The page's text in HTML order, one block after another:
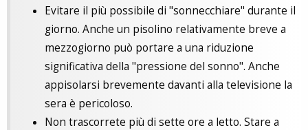
Evitare il più possibile di "sonnecchiare" durante il
giorno. Anche un pisolino relativamente breve a
mezzogiorno può portare a una riduzione
significativa della "pressione del sonno". Anche
appisolarsi brevemente davanti alla televisione la
sera è pericoloso.
Non trascorrete più di sette ore a letto. Stare a